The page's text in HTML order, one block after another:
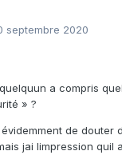
septembre 2020
a compris
» ?
de douter
jai limpression quil